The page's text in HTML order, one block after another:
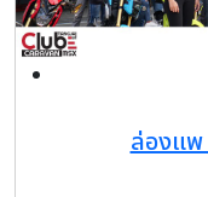
ล่องแพ